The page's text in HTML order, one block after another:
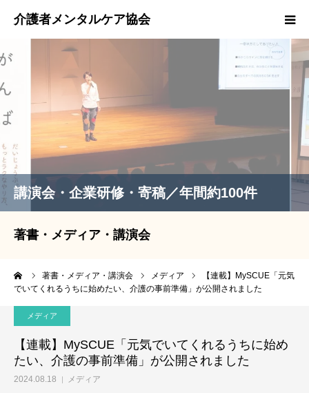
講演会・企業研修・寄稿／年間約100件
著書・メディア・講演会
著書・メディア・講演会 メディア
【連載】MySCUE「元気
でいてくれるうちに始めたい、介護の事前準備」が公開されました
メディア
【連載】MySCUE「元気でいてくれるうちに始め
たい、介護の事前準備」が公開されました
2024.08.18 メディア
著書・メディア・講演会実績
取材等のお問い合わせ
EMCOカード